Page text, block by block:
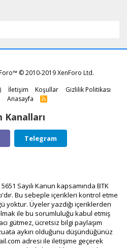
© 2010-2019 XenForo Ltd.
İletişim Koşullar
Gizlilik Politikası
Anasayfa
R
Kanalları
Telegram
Sayılı Kanun kapsamında BTK
Bu sebeple içerikleri kontrol etme
yoktur. Üyeler yazdığı içeriklerden
ile bu sorumluluğu kabul etmiş
gütmez, ücretsiz bilgi paylaşım
aykırı olduğunu düşündüğünüz
adresi ile iletişime geçerek